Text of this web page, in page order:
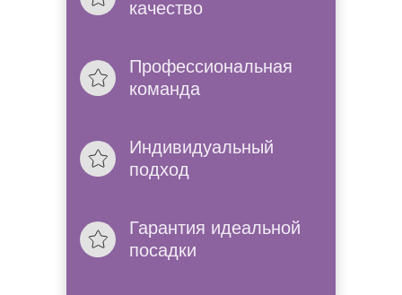
в нашем салоне.
К нам можно
качество
Профессиональная
команда
Индивидуальный
подход
Гарантия идеальной
посадки